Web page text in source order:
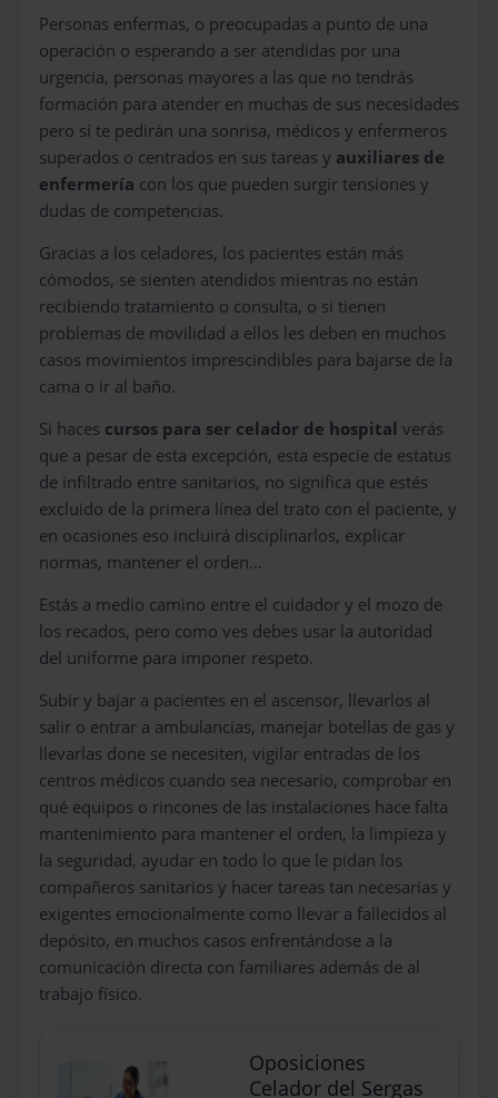
Personas enfermas, o preocupadas a punto de una
operación o esperando a ser atendidas por una
urgencia, personas mayores a las que no tendrás
formación para atender en muchas de sus necesidades
pero sí te pedirán una sonrisa, médicos y enfermeros
superados o centrados en sus tareas y auxiliares de
enfermería con los que pueden surgir tensiones y
dudas de competencias.
Gracias a los celadores, los pacientes están más
cómodos, se sienten atendidos mientras no están
recibiendo tratamiento o consulta, o si tienen
problemas de movilidad a ellos les deben en muchos
casos movimientos imprescindibles para bajarse de la
cama o ir al baño.
Si haces cursos para ser celador de hospital verás
que a pesar de esta excepción, esta especie de estatus
de infiltrado entre sanitarios, no significa que estés
excluido de la primera línea del trato con el paciente, y
en ocasiones eso incluirá disciplinarlos, explicar
normas, mantener el orden…
Estás a medio camino entre el cuidador y el mozo de
los recados, pero como ves debes usar la autoridad
del uniforme para imponer respeto.
Subir y bajar a pacientes en el ascensor, llevarlos al
salir o entrar a ambulancias, manejar botellas de gas y
llevarlas done se necesiten, vigilar entradas de los
centros médicos cuando sea necesario, comprobar en
qué equipos o rincones de las instalaciones hace falta
mantenimiento para mantener el orden, la limpieza y
la seguridad, ayudar en todo lo que le pidan los
compañeros sanitarios y hacer tareas tan necesarias y
exigentes emocionalmente como llevar a fallecidos al
depósito, en muchos casos enfrentándose a la
comunicación directa con familiares además de al
trabajo físico.
Oposiciones
Celador del Sergas